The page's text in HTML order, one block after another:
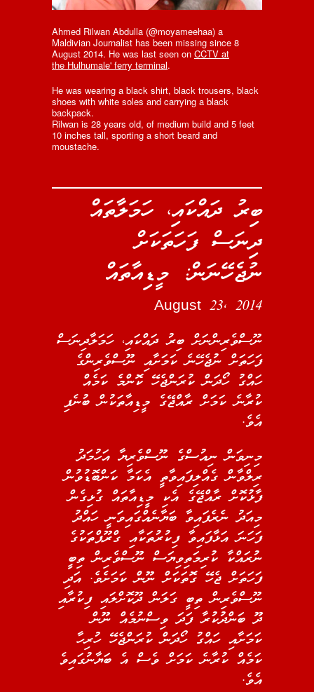
Ahmed Rilwan Abdulla (@moyameehaa) a
Maldivian Journalist has been missing since 8
August 2014. He was last seen on CCTV at
the Hulhumale' ferry terminal.
He was wearing a black shirt, black trousers, black
shoes with white soles and carrying a black
backpack.
Rilwan is 28 years old, of medium build and 5 feet
10 inches tall, sporting a short beard and
moustache.
ބިރު ދައްކައި، ހަމަލާތައް
ދިނަސް ފަހަތަކަށް
ނުޖެހޭނަން: މީޑިއާތައް
August 23, 2014
ނޫސްވެރިންނަށް ބިރު ދައްކައި، ހަމަލާދިނަސް
ފަހަތަށް ނުޖެހޭނެ ކަމަށާއި ނޫސްވެރިންގެ
ހައްގު ހޯދަން ކުރަންޖެހޭ ކޮންމެ ކަމެއް
ކުރާނެ ކަމަށް ރާއްޖޭގެ މީޑިއާތަކުން ބުނެފި
އެވެ.
މިނިވަން ނިއުސްގެ ނޫސްވެރިޔާ އަހުމަދު
ރިލްވާން ގެއްލިފައިވާތީ އެކަމާ ކަންބޮޑުވުން
ފާޅުކޮށް ރާއްޖޭގެ އެކި މީޑިއާތައް ގުޅިގެން
މިއަދު ނެރެފައިވާ ބަޔާނެއްގައިވަނީ ހައްދު
ފަހަނަ އަޅާފައިވާ ފިކުރުތަކާއި ގްރޫޕްތަކުގެ
ނުރައްކާ ކުރިމަތިވިޔަސް ނޫސްވެރިން ތިބީ
ފަހަތަށް ޖެހޭ ގޮތަކަށް ނޫން ކަމަށެވެ. އަދި
ނޫސްވެރިން ތިބީ ގަލަން ދޫކޮށްލައި ފިކުރާއި
ދޫ ބަންދުކުރާ ފަދަ ވިސްނުމެއް ނޫން
ކަމަށާއި ހައްގު ހޯދަން ކުރަންޖެހޭ ހުރިހާ
ކަމެއް ކުރާނެ ކަމަށް ވެސް އެ ބަޔާނުގައިވެ
އެވެ.